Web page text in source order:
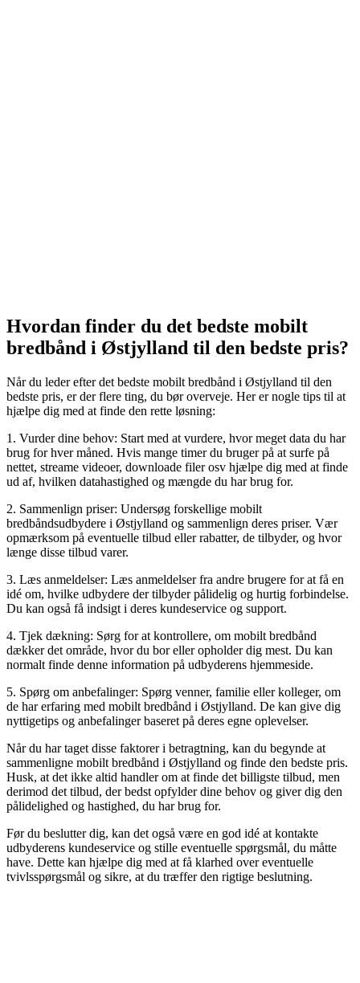
Hvordan finder du det bedste mobilt
bredbånd i Østjylland til den bedste pris?
Når du leder efter det bedste mobilt bredbånd i Østjylland til den
bedste pris, er der flere ting, du bør overveje. Her er nogle tips til at
hjælpe dig med at finde den rette løsning:
1. Vurder dine behov: Start med at vurdere, hvor meget data du har
brug for hver måned. Hvis mange timer du bruger på at surfe på
nettet, streame videoer, downloade filer osv hjælpe dig med at finde
ud af, hvilken datahastighed og mængde du har brug for.
2. Sammenlign priser: Undersøg forskellige mobilt
bredbåndsudbydere i Østjylland og sammenlign deres priser. Vær
opmærksom på eventuelle tilbud eller rabatter, de tilbyder, og hvor
længe disse tilbud varer.
3. Læs anmeldelser: Læs anmeldelser fra andre brugere for at få en
idé om, hvilke udbydere der tilbyder pålidelig og hurtig forbindelse.
Du kan også få indsigt i deres kundeservice og support.
4. Tjek dækning: Sørg for at kontrollere, om mobilt bredbånd
dækker det område, hvor du bor eller opholder dig mest. Du kan
normalt finde denne information på udbyderens hjemmeside.
5. Spørg om anbefalinger: Spørg venner, familie eller kolleger, om
de har erfaring med mobilt bredbånd i Østjylland. De kan give dig
nyttigetips og anbefalinger baseret på deres egne oplevelser.
Når du har taget disse faktorer i betragtning, kan du begynde at
sammenligne mobilt bredbånd i Østjylland og finde den bedste pris.
Husk, at det ikke altid handler om at finde det billigste tilbud, men
derimod det tilbud, der bedst opfylder dine behov og giver dig den
pålidelighed og hastighed, du har brug for.
Før du beslutter dig, kan det også være en god idé at kontakte
udbyderens kundeservice og stille eventuelle spørgsmål, du måtte
have. Dette kan hjælpe dig med at få klarhed over eventuelle
tvivlsspørgsmål og sikre, at du træffer den rigtige beslutning.